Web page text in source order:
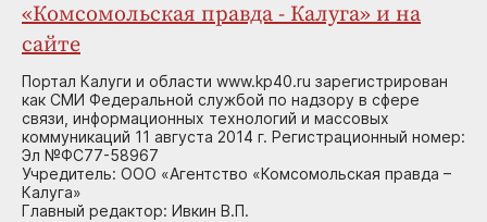
«Комсомольская правда - Калуга» и на
сайте
Портал Калуги и области www.kp40.ru зарегистрирован
как СМИ Федеральной службой по надзору в сфере
связи, информационных технологий и массовых
коммуникаций 11 августа 2014 г. Регистрационный номер:
Эл №ФС77-58967
Учредитель: ООО «Агентство «Комсомольская правда –
Калуга»
Главный редактор: Ивкин В.П.